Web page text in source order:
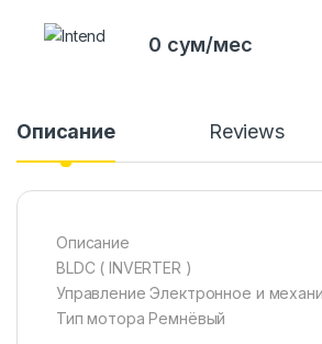
0 сум/мес
Описание Reviews
Описание
BLDC ( INVERTER )
Управление Электронное и
Тип мотора Ремнёвый